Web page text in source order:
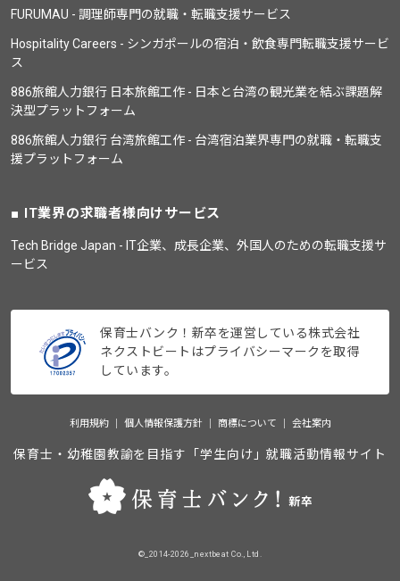
FURUMAU - 調理師専門の就職・転職支援サービス
Hospitality Careers - シンガポールの宿泊・飲食専門転職支援サービ
ス
886旅館人力銀行 日本旅館工作 - 日本と台湾の観光業を結ぶ課題解
決型プラットフォーム
886旅館人力銀行 台湾旅館工作 - 台湾宿泊業界専門の就職・転職支
援プラットフォーム
IT業界の求職者様向けサービス
Tech Bridge Japan - IT企業、成長企業、外国人のための転職支援サ
ービス
保育士バンク！新卒を運営している株式会社
ネクストビートはプライバシーマークを取得
しています。
利用規約 個人情報保護方針 商標について 会社案内
保育士・幼稚園教諭を目指す「学生向け」就職活動情報サイト
©_2014-2026_nextbeat Co., Ltd.